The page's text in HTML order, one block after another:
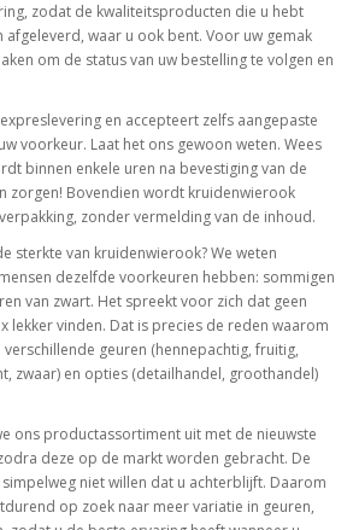
zodat de kwaliteitsproducten die u hebt
waar u ook bent. Voor uw gemak
om de status van uw bestelling te volgen en
en accepteert zelfs aangepaste
voorkeur. Laat het ons gewoon weten. Wees
binnen enkele uren na bevestiging van de
zorgen! Bovendien wordt kruidenwierook
zonder vermelding van de inhoud.
sterkte van kruidenwierook? We weten
dezelfde voorkeuren hebben: sommigen
van zwart. Het spreekt voor zich dat geen
lekker vinden. Dat is precies de reden waarom
geuren (hennepachtig, fruitig,
zwaar) en opties (detailhandel, groothandel)
ons productassortiment uit met de nieuwste
deze op de markt worden gebracht. De
niet willen dat u achterblijft. Daarom
op zoek naar meer variatie in geuren,